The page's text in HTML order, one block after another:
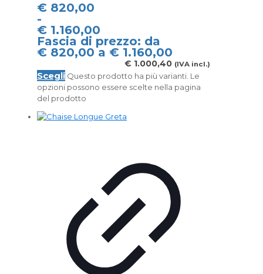
€ 820,00
-
€ 1.160,00
Fascia di prezzo: da
€ 820,00 a € 1.160,00
€ 1.000,40 (IVA incl.)
Scegli Questo prodotto ha più varianti. Le
opzioni possono essere scelte nella pagina
del prodotto